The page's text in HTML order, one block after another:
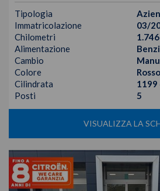
Tipologia
Immatricolazione
03/
Chilometri
1.746
Alimentazione
Cambio
Colore
Rosso
Cilindrata
1199
Posti
5
VISUALIZZA LA